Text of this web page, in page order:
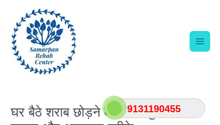
9131190455
content
घर बैठे शराब छोड़ने की दवा: सुरक्षित